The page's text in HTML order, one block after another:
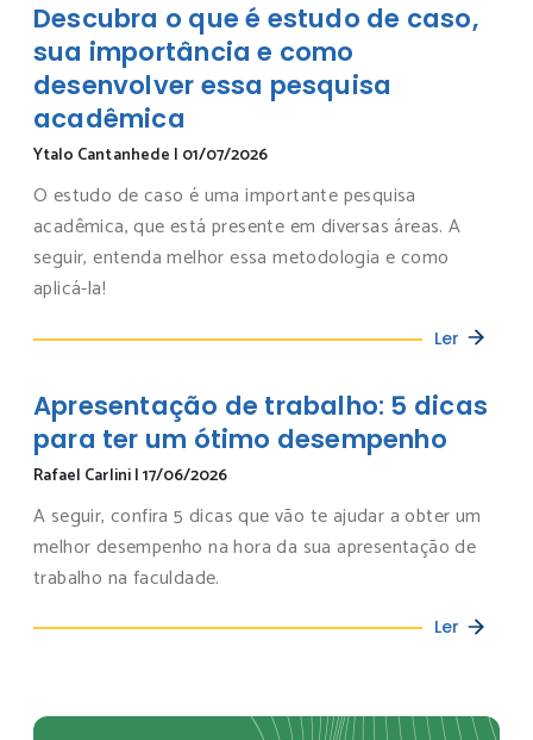
Descubra o que é estudo de caso,
sua importância e como
desenvolver essa pesquisa
acadêmica
Ytalo Cantanhede | 01/07/2026
O estudo de caso é uma importante pesquisa
acadêmica, que está presente em diversas áreas. A
seguir, entenda melhor essa metodologia e como
aplicá-la!
Ler
Apresentação de trabalho: 5 dicas
para ter um ótimo desempenho
Rafael Carlini|17/06/2026
A seguir, confira 5 dicas que vão te ajudar a obter um
melhor desempenho na hora da sua apresentação de
trabalho na faculdade.
Ler